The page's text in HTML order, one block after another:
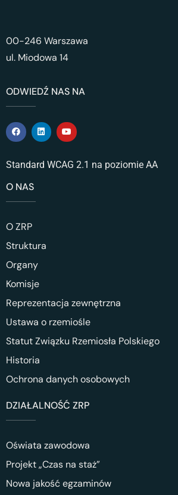
00-246 Warszawa
ul. Miodowa 14
ODWIEDŹ NAS NA
Standard WCAG 2.1 na poziomie AA
O NAS
O ZRP
Struktura
Organy
Komisje
Reprezentacja zewnętrzna
Ustawa o rzemiośle
Statut Związku Rzemiosła Polskiego
Historia
Ochrona danych osobowych
DZIAŁALNOŚĆ ZRP
Oświata zawodowa
Projekt „Czas na staż”
Nowa jakość egzaminów